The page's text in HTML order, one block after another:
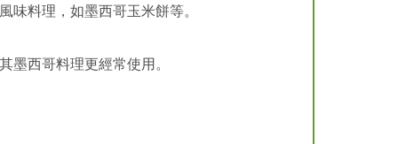
味料理，如墨西哥玉米餅等。
墨西哥料理更經常使用。